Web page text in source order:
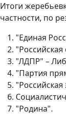
Итоги
частности, по
"Единая
"ЛДПР" –
"Партия
"Родина".